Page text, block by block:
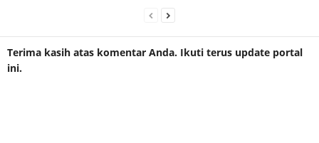
Terima kasih atas komentar Anda. Ikuti terus update portal
ini.